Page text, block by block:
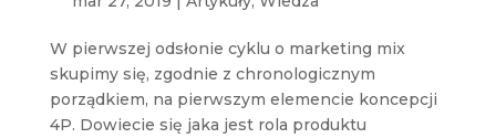
W pierwszej odsłonie cyklu o marketing mix
skupimy się, zgodnie z chronologicznym
porządkiem, na pierwszym elemencie koncepcji
4P. Dowiecie się jaka jest rola produktu